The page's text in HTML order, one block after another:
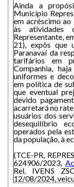
Ainda a
Município
em acréscimo
às atividades
Representante,
21), expôs que
Paranavaí da
tarifários em
Companhia,
uniformes e
em política de
que eventual
devido
acarretará no
usuários dos
desequilíbrio
operados pela
da população, à
(TCE-PR,
624906/2023,
Rel. IVENS
12/08/2024,